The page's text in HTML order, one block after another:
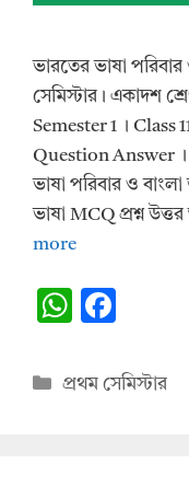
ভারতের ভাষা পরিবার
সেমিস্টার। একাদশ
Semester 1 । Class
Question Answer ।
ভাষা পরিবার ও
ভাষা MCQ প্রশ্ন
more
W
at e
Categories
প্রথম সেমিস্টার